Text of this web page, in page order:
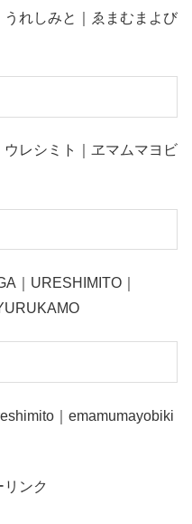
れしみと｜ゑまむまよび
レシミト｜ヱマムマヨビ
｜URESHIMITO｜
｜emamumayobiki
リンク